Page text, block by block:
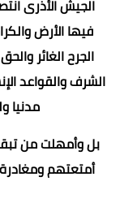
الجيش الأذرى
فيها الأرض
الجرح الغائر
الشرف والقواعد
مدنيا
بل وأمهلت من
أمتعتهم